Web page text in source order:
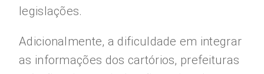
legislações.
Adicionalmente, a dificuldade em integrar
as informações dos cartórios, prefeituras